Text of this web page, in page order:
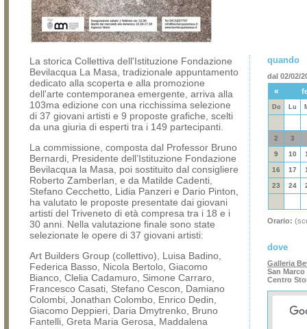
La storica Collettiva dell'Istituzione Fondazione
Bevilacqua La Masa, tradizionale appuntamento
dedicato alla scoperta e alla promozione
dell'arte contemporanea emergente, arriva alla
103ma edizione con una ricchissima selezione
di 37 giovani artisti e 9 proposte grafiche, scelti
da una giuria di esperti tra i 149 partecipanti.
La commissione, composta dal Professor Bruno
Bernardi, Presidente dell’Istituzione Fondazione
Bevilacqua la Masa, poi sostituito dal consigliere
Roberto Zamberlan, e da Matilde Cadenti,
Stefano Cecchetto, Lidia Panzeri e Dario Pinton,
ha valutato le proposte presentate dai giovani
artisti del Triveneto di età compresa tra i 18 e i
30 anni. Nella valutazione finale sono state
selezionate le opere di 37 giovani artisti:
Art Builders Group (collettivo), Luisa Badino,
Federica Basso, Nicola Bertolo, Giacomo
Bianco, Clelia Cadamuro, Simone Carraro,
Francesco Casati, Stefano Cescon, Damiano
Colombi, Jonathan Colombo, Enrico Dedin,
Giacomo Deppieri, Daria Dmytrenko, Bruno
Fantelli, Greta Maria Gerosa, Maddalena
quando
dal 02/02/
«
Do Lu
2 3
9 10
16 17
23 24
Orario:
dove
Galleria
San Marco
Centro